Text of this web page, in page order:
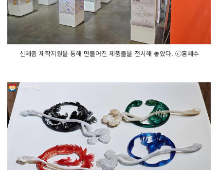
신제품 제작지원을 통해 만들어진 제품들을 전시해 놓았다. ⓒ홍혜수